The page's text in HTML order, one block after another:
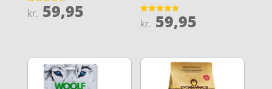
Vurderet
4.5
kr. 59,95
Vurderet
4.7
kr. 59,95